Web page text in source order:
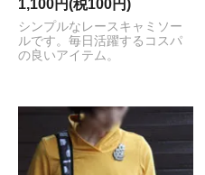
1,100円(税100円)
シンプルなレースキャミソー
ルです。毎日活躍するコスパ
の良いアイテム。